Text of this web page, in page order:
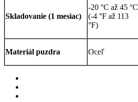
Skladovanie (1 mesiac)
-20 °C až 45 °C
(-4 °F až 113
°F)
Materiál puzdra Oceľ